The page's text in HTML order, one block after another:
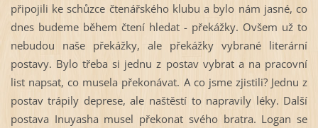
připojili ke schůzce čtenářského klubu a bylo nám jasné, co
dnes budeme během čtení hledat - překážky. Ovšem už to
nebudou naše překážky, ale překážky vybrané literární
postavy. Bylo třeba si jednu z postav vybrat a na pracovní
list napsat, co musela překonávat. A co jsme zjistili? Jednu z
postav trápily deprese, ale naštěstí to napravily léky. Další
postava Inuyasha musel překonat svého bratra. Logan se